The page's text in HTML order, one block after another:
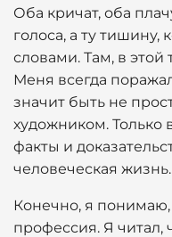
Оба кричат, оба
голоса, а ту тишину,
словами. Там, в этой
Меня всегда
значит быть не
художником. Только
факты и
человеческая жизнь.
Конечно, я понимаю,
профессия. Я читал,